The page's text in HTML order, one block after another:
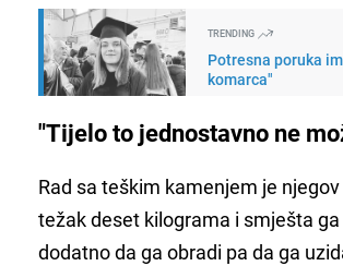
TRENDING
Potresna poruka
komarca"
"Tijelo to jednostavno ne
Rad sa teškim kamenjem je
težak deset kilograma i smješta
dodatno da ga obradi pa da ga